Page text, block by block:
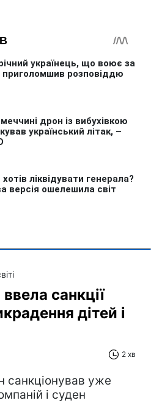
санкції
дітей і
2 хв
санкціонував уже
і суден